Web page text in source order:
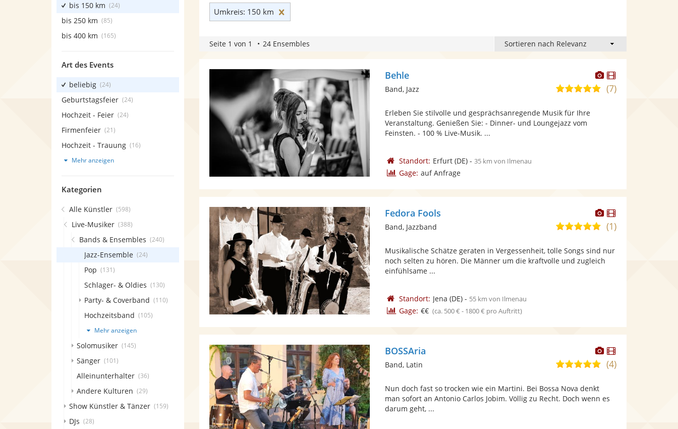
Umkreis: 150 km
Seite 1 von 1 24 Ensembles
Dieser
Künstler
stellt
Dieser
Künstler
Behle
4,9(7)
Band, Jazz
Erleben Sie stilvolle und gesprächsanregende Musik für Ihre
Veranstaltung. Genießen Sie: - Dinner- und Loungejazz vom
Feinsten. - 100 % Live-Musik. ...
Standort: Erfurt(DE)- 35 km von Ilmenau
Gage: auf Anfrage
Dieser
Künstler
stellt
bereit.
Dieser
Künstler
Fedora Fools
5,0
5
Sternen
(1)
Band, Jazzband
Musikalische Schätze geraten in Vergessenheit, tolle Songs sind nur
noch selten zu hören. Die Männer um die kraftvolle und zugleich
einfühlsame ...
Standort: Jena (DE)- 55 km von Ilmenau
Gage: €€ (ca. 500 € - 1800 € pro Auftritt)
Dieser
Künstler
stellt
Dieser
Künstler
BOSSAria
4,9
Sternen
(4)
Band, Latin
Nun doch fast so trocken wie ein Martini. Bei Bossa Nova denkt
man sofort an Antonio Carlos Jobim. Völlig zu Recht. Doch wenn es
darum geht, ...
bis 150 km (24)
bis 250 km (85)
bis 400 km (165)
Art des Events
beliebig (24)
Geburtstagsfeier (24)
Hochzeit - Feier (24)
Firmenfeier (21)
Hochzeit - Trauung (16)
Mehr anzeigen
Kategorien
Alle Künstler (598)
Live-Musiker (388)
Bands & Ensembles (240)
Jazz-Ensemble (24)
Pop (131)
Schlager- & Oldies (130)
Party- & Coverband (110)
Hochzeitsband (105)
Mehr anzeigen
Solomusiker (145)
Sänger (101)
Alleinunterhalter (36)
Andere Kulturen (29)
Show Künstler & Tänzer (159)
DJs (28)